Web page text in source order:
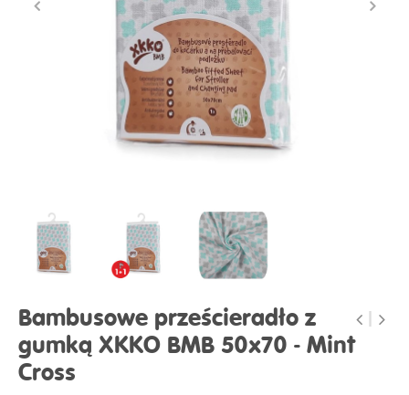
Bambusowe prześcieradło z
gumką XKKO BMB 50x70 - Mint
Cross